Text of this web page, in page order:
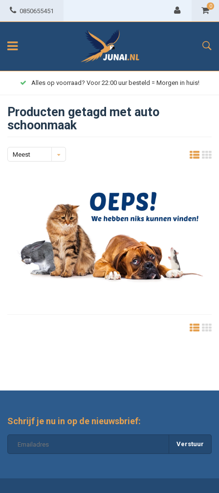
0850655451
0
Alles op voorraad? Voor 22:00 uur besteld = Morgen in huis!
Producten getagd met auto
schoonmaak
Meest
Schrijf je nu in op de nieuwsbrief:
Verstuur